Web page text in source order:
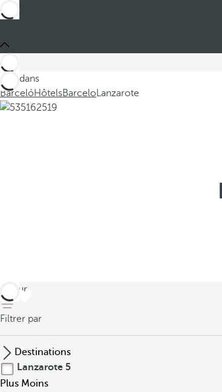
Ces dans
BarcelóHôtelsBarceloLanzarote
retour
Filtrer par
Destinations
Lanzarote 5
Plus Moins